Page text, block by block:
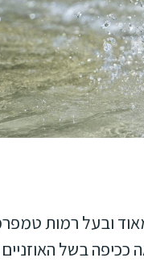
ובעל רמות
בשל האוזניים